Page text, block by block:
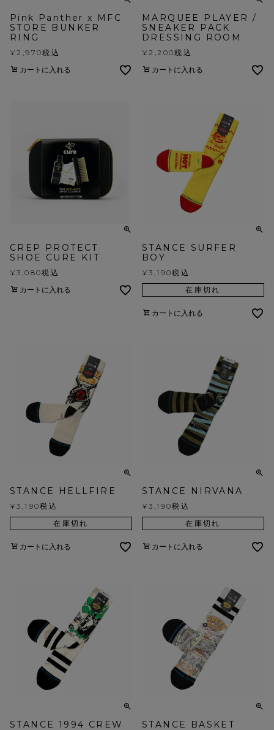
Pink Panther x MFC
STORE BUNKER
RING
¥ 2,970税込
カートに入れる
MARQUEE PLAYER /
SNEAKER PACK
DRESSING ROOM
¥ 2,200税込
カートに入れる
CREP PROTECT
SHOE CURE KIT
¥3,080税込
カートに入れる
STANCE SURFER
BOY
¥3,190税込
在庫切れ
カートに入れる
STANCE HELLFIRE
¥3,190税込
在庫切れ
カートに入れる
STANCE NIRVANA
¥3,190税込
在庫切れ
カートに入れる
STANCE 1994 CREW
STANCE BASKET